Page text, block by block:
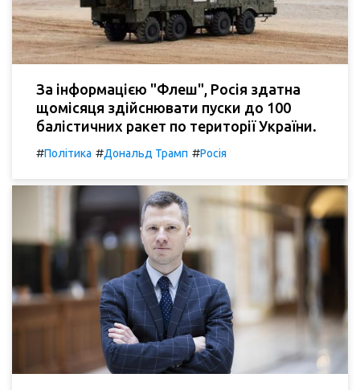
За інформацією "Флеш", Росія здатна
щомісяця здійснювати пуски до 100
балістичних ракет по території України.
#Політика #Дональд Трамп #Росія